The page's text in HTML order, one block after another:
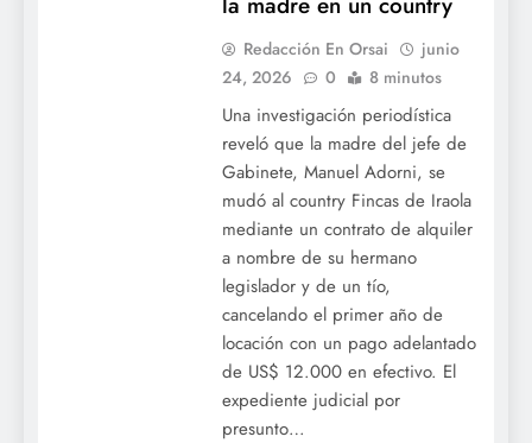
Redacción En Orsai
junio
24, 2026
0 8 minutos
Una investigación periodística
reveló que la madre del jefe de
Gabinete, Manuel Adorni, se
mudó al country Fincas de Iraola
mediante un contrato de alquiler
a nombre de su hermano
legislador y de un tío,
cancelando el primer año de
locación con un pago adelantado
de US$ 12.000 en efectivo. El
expediente judicial por
presunto…